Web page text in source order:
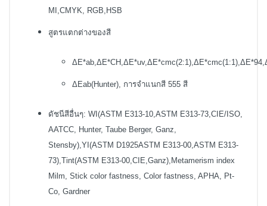
MI,CMYK, RGB,HSB
สูตรแตกต่างของสี
ΔEab(Hunter), การจำแนกสี 555 สี
ดัชนีสีอื่นๆ: WI(ASTM E313-10,ASTM E313-73,CIE/ISO,
AATCC, Hunter, Taube Berger, Ganz,
Stensby),YI(ASTM D1925ASTM E313-00,ASTM E313-
73),Tint(ASTM E313-00,CIE,Ganz),Metamerism index
Milm, Stick color fastness, Color fastness, APHA, Pt-
Co, Gardner